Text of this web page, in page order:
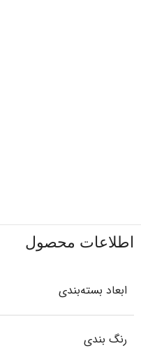
اطلاعات محصول
ابعاد بسته‌بندی
رنگ بندی